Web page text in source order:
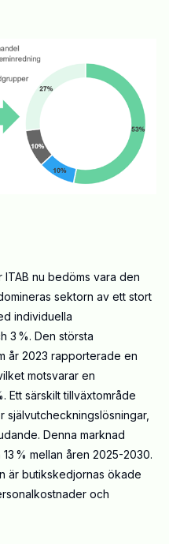
nu bedöms vara den
sektorn av ett stort
individuella
3 %. Den största
år 2023 rapporterade en
motsvarar en
Ett särskilt tillväxtområde
självutcheckningslösningar,
Denna marknad
% mellan åren 2025-2030.
är butikskedjornas ökade
och